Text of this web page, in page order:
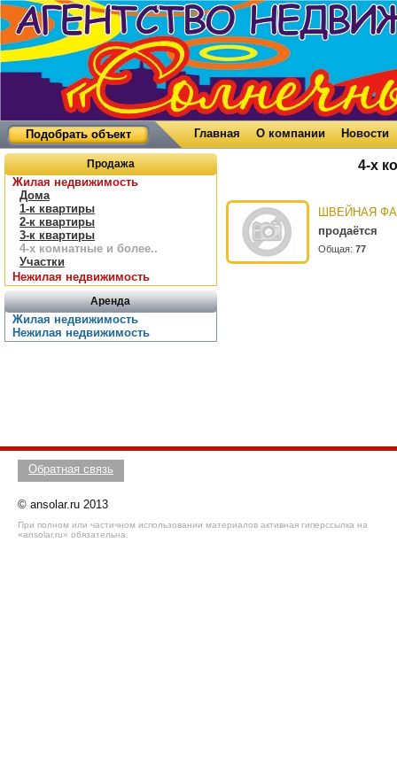
Подобрать объект Главная О компании Новости
Продажа
Жилая недвижимость
Дома
1-к квартиры
2-к квартиры
3-к квартиры
4-х комнатные и более..
Участки
Нежилая недвижимость
Аренда
Жилая недвижимость
Нежилая недвижимость
4-х
ШВЕЙНАЯ
продаётся
Общая: 77
Обратная связь
© ansolar.ru 2013
При полном или частичном использовании материалов активная гиперссылка на
«ansolar.ru» обязательна.